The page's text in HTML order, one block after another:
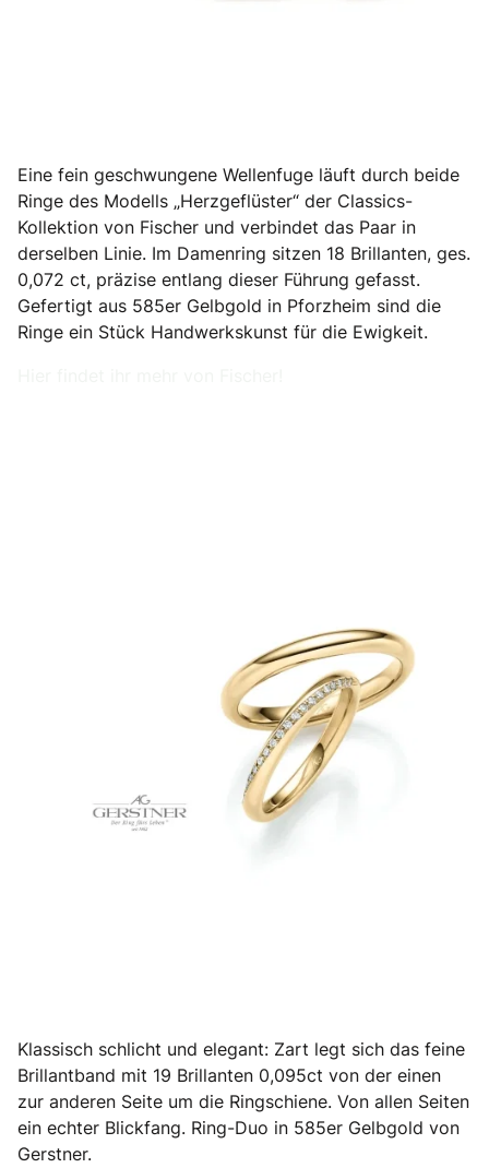
Eine fein geschwungene Wellenfuge läuft durch beide
Ringe des Modells „Herzgeflüster“ der Classics-
Kollektion von Fischer und verbindet das Paar in
derselben Linie. Im Damenring sitzen 18 Brillanten, ges.
0,072 ct, präzise entlang dieser Führung gefasst.
Gefertigt aus 585er Gelbgold in Pforzheim sind die
Ringe ein Stück Handwerkskunst für die Ewigkeit.
Klassisch schlicht und elegant: Zart legt sich das feine
Brillantband mit 19 Brillanten 0,095ct von der einen
zur anderen Seite um die Ringschiene. Von allen Seiten
ein echter Blickfang. Ring-Duo in 585er Gelbgold von
Gerstner.